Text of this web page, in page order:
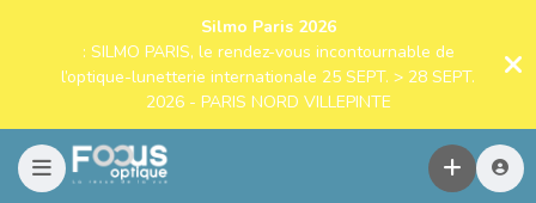
Silmo Paris 2026
: SILMO PARIS, le rendez-vous incontournable de
l’optique-lunetterie internationale 25 SEPT. > 28 SEPT.
2026 - PARIS NORD VILLEPINTE